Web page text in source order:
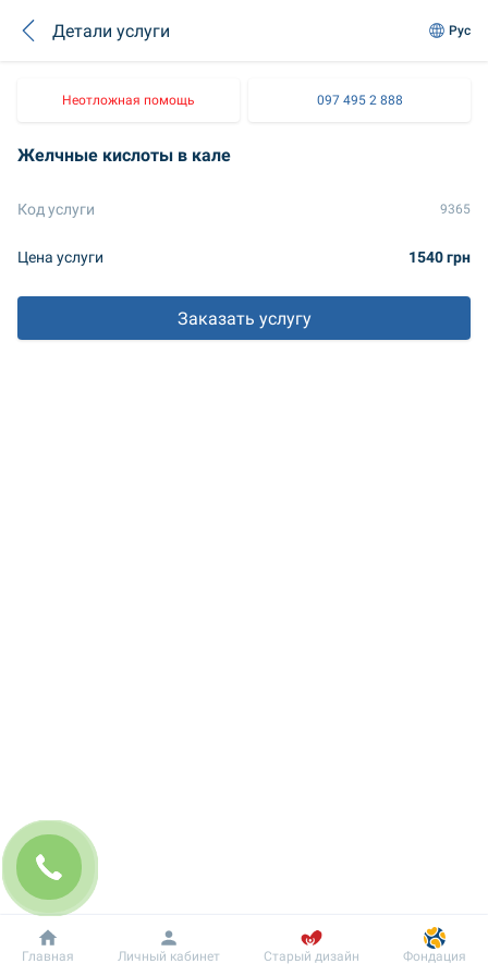
Детали услуги Рус
Неотложная помощь 097 495 2 888
Желчные кислоты в кале
Код услуги 9365
Цена услуги 1540 грн
Заказать услугу
Добробут Информация Пациенту
Главная Личный кабинет Старый дизайн Фондация